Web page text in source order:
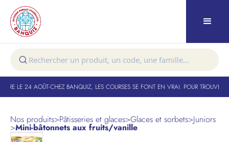
LE 24 AOÛT-CHEZ BANQUIZ, LES COURSES SE FONT EN VRAI. POUR TROUVER
Nos produits>Pâtisseries et glaces>Glaces et sorbets>Juniors
>Mini-bâtonnets aux fruits/vanille